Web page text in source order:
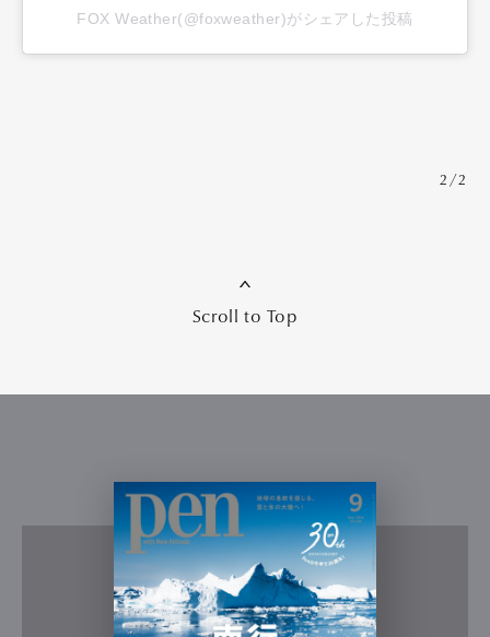
FOX Weather(@foxweather)がシェアした投稿
2/2
Scroll to Top